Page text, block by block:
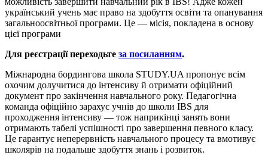
український учень має право на здобуття освіти та опанування
загальноосвітньої програми. Це — місія, покладена в основу
цієї програми
Для реєстрації переходьте за посиланням.
Міжнародна бордингова школа STUDY.UA пропонує всім
охочим долучитися до інтенсиву й отримати офіційний
документ про закінчення навчального року. Педагогічна
команда офіційно зарахує учнів до школи IBS для
проходження інтенсиву — тож наприкінці занять вони
отримають табелі успішності про завершення певного класу.
Це гарантує неперервність навчального процесу та вмотивує
школярів на подальше здобуття знань і розвиток.